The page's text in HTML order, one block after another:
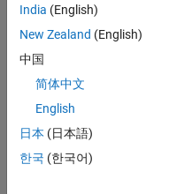
offenen
Stellen
können,
die
Ihren
entsprechen,
werden
India (English)
New Zealand (English)
中国
简体中文
English
日本 (日本語)
한국 (한국어)